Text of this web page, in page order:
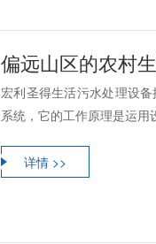
偏远山区的农村
宏利圣得生活污水处理设
系统，它的工作原理是运
详情 >>